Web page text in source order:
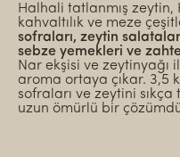
Halhali tatlanmış zeytin,
kahvaltılık ve meze
sofraları, zeytin
sebze yemekleri ve
Nar ekşisi ve zeytinyağı
aroma ortaya çıkar. 3,5
sofraları ve zeytini
uzun ömürlü bir